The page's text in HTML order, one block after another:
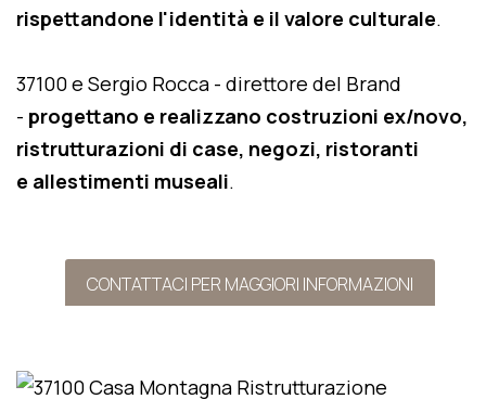
rispettandone l'identità e il valore culturale.
37100 e Sergio Rocca - direttore del Brand
- progettano e realizzano costruzioni ex/novo,
ristrutturazioni di case, negozi, ristoranti
e allestimenti museali.
CONTATTACI PER MAGGIORI INFORMAZIONI